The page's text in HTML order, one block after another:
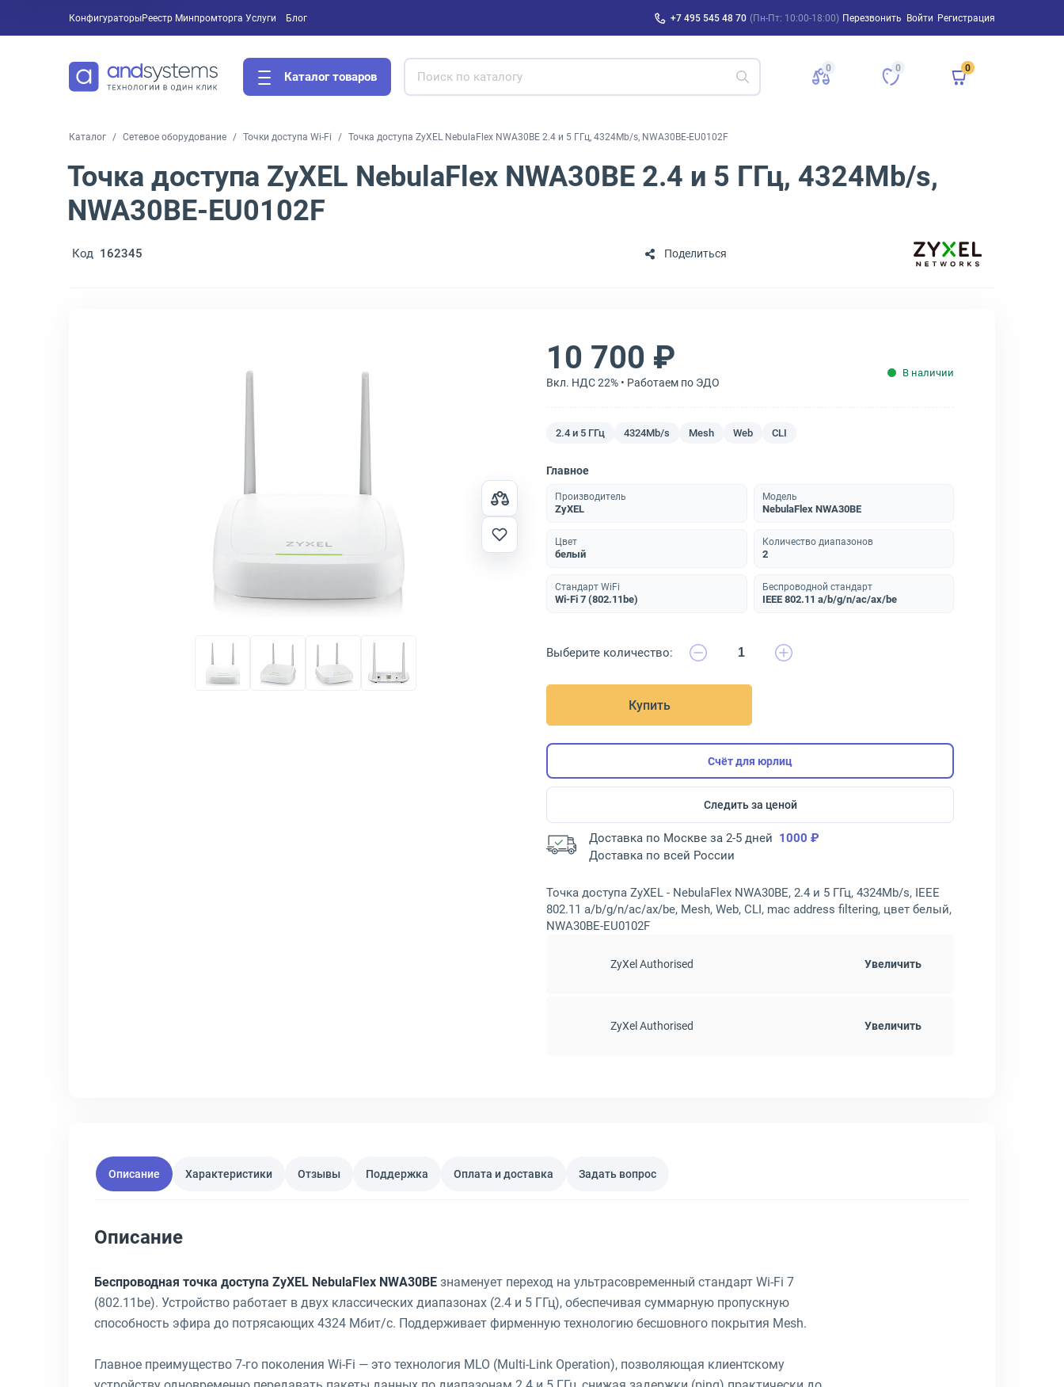
Конфигураторы Услуги
Реестр Минпромторга Блог +7 495 545 48 70 (Пн-Пт: 10:00-18:00) Перезвонить Войти Регистрация
Каталог товаров
0 0 0
Каталог Сетевое оборудование Точки доступа Wi-Fi Точка доступа ZyXEL NebulaFlex NWA30BE 2.4 и 5 ГГц, 4324Mb/s, NWA30BE-EU0102F
Точка доступа ZyXEL NebulaFlex NWA30BE 2.4 и 5 ГГц, 4324Mb/s,
NWA30BE-EU0102F
Код 162345 Поделиться
10 700 ₽
Вкл. НДС 22% • Работаем по ЭДО
В наличии
2.4 и 5 ГГц 4324Mb/s Mesh Web CLI
Главное
Производитель
ZyXEL
Модель
NebulaFlex NWA30BE
Цвет
белый
Количество диапазонов
2
Стандарт WiFi
Wi-Fi 7 (802.11be)
Беспроводной стандарт
IEEE 802.11 a/b/g/n/ac/ax/be
Выберите количество:
Купить
Счёт для юрлиц
Следить за ценой
Доставка по Москве за 2-5 дней 1000 ₽
Доставка по всей России
Точка доступа ZyXEL - NebulaFlex NWA30BE, 2.4 и 5 ГГц, 4324Mb/s, IEEE
802.11 a/b/g/n/ac/ax/be, Mesh, Web, CLI, mac address filtering, цвет белый,
NWA30BE-EU0102F
ZyXel Authorised Увеличить
ZyXel Authorised Увеличить
Описание Характеристики Отзывы Поддержка Оплата и доставка Задать вопрос
Описание
Беспроводная точка доступа ZyXEL NebulaFlex NWA30BE знаменует переход на ультрасовременный стандарт Wi-Fi 7
(802.11be). Устройство работает в двух классических диапазонах (2.4 и 5 ГГц), обеспечивая суммарную пропускную
способность эфира до потрясающих 4324 Мбит/с. Поддерживает фирменную технологию бесшовного покрытия Mesh.
Главное преимущество 7-го поколения Wi-Fi — это технология MLO (Multi-Link Operation), позволяющая клиентскому